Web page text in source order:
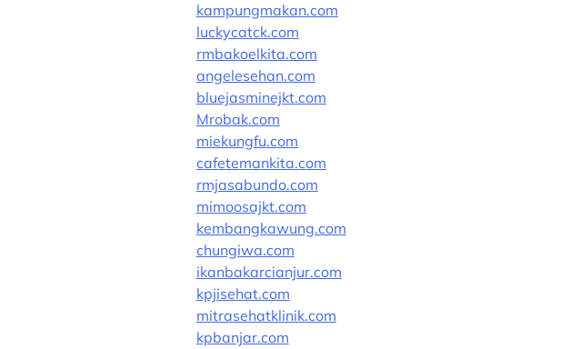
kampungmakan.com
luckycatck.com
rmbakoelkita.com
angelesehan.com
bluejasminejkt.com
Mrobak.com
miekungfu.com
cafetemankita.com
rmjasabundo.com
mimoosajkt.com
kembangkawung.com
chungiwa.com
ikanbakarcianjur.com
kpjisehat.com
mitrasehatklinik.com
kpbanjar.com